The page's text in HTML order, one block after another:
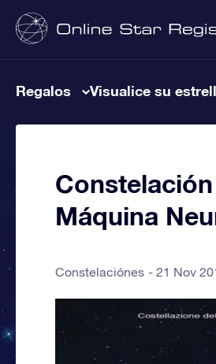
Regalos Visualice su
Máquina
Constelaciónes 21 Nov